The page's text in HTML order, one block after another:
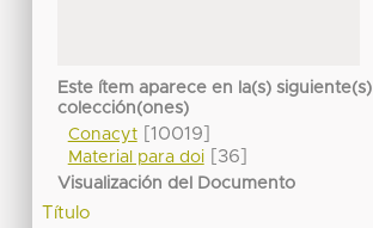
Este ítem aparece en la(s) siguiente(s)
colección(ones)
Conacyt[10019]
Material para doi[36]
Visualización del Documento
Título